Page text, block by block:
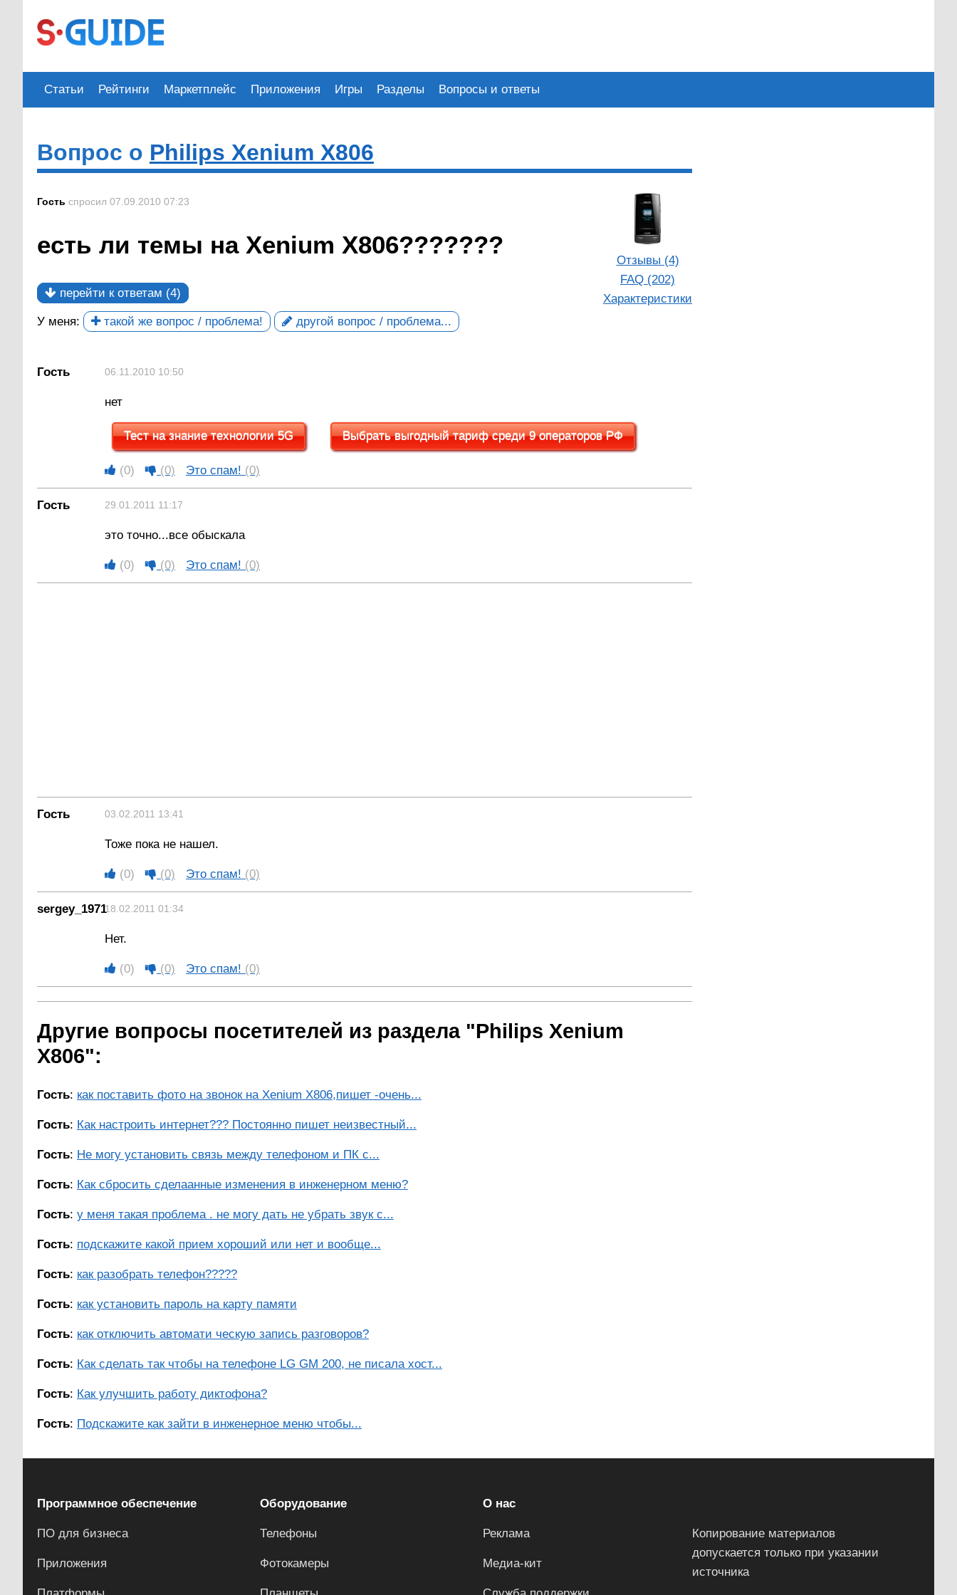
Статьи Рейтинги Маркетплейс Приложения Игры Разделы Вопросы и ответы
Вопрос о Philips Xenium X806
Отзывы (4)
FAQ (202)
Характеристики
Гость спросил 07.09.2010 07:23
есть ли темы на Xenium X806???????
перейти к ответам (4)
У меня: такой же вопрос / проблема! другой вопрос / проблема...
Гость 06.11.2010 10:50
нет
Тест на знание технологии 5G Выбрать выгодный тариф среди 9 операторов РФ
(0) (0) Это спам! (0)
Гость 29.01.2011 11:17
это точно...все обыскала
(0) (0) Это спам! (0)
Гость 03.02.2011 13:41
Тоже пока не нашел.
(0) (0) Это спам! (0)
sergey_197118.02.2011 01:34
Нет.
(0) (0) Это спам! (0)
Другие вопросы посетителей из раздела "Philips Xenium
X806":
Гость: как поставить фото на звонок на Xenium X806,пишет -очень...
Гость: Как настроить интернет??? Постоянно пишет неизвестный...
Гость: Не могу установить связь между телефоном и ПК с...
Гость: Как сбросить сделаанные изменения в инженерном меню?
Гость: у меня такая проблема . не могу дать не убрать звук с...
Гость: подскажите какой прием хороший или нет и вообще...
Гость: как разобрать телефон?????
Гость: как установить пароль на карту памяти
Гость: как отключить автомати ческую запись разговоров?
Гость: Как сделать так чтобы на телефоне LG GM 200, не писала хост...
Гость: Как улучшить работу диктофона?
Гость: Подскажите как зайти в инженерное меню чтобы...
Программное обеспечение
ПО для бизнеса
Приложения
Оборудование
Телефоны
Фотокамеры
О нас
Реклама
Медиа-кит
Копирование материалов
допускается только при указании
источника